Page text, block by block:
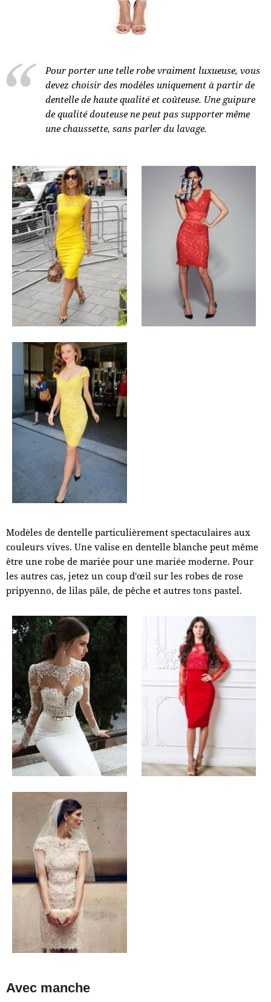
Pour porter une telle robe vraiment luxueuse, vous
devez choisir des modèles uniquement à partir de
dentelle de haute qualité et coûteuse. Une guipure
de qualité douteuse ne peut pas supporter même
une chaussette, sans parler du lavage.
Modèles de dentelle particulièrement spectaculaires aux
couleurs vives. Une valise en dentelle blanche peut même
être une robe de mariée pour une mariée moderne. Pour
les autres cas, jetez un coup d'œil sur les robes de rose
pripyenno, de lilas pâle, de pêche et autres tons pastel.
Avec manche